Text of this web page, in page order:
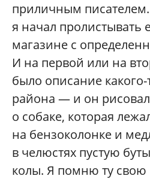
приличным
я начал пролистывать
магазине с
И на первой или на
было описание какого-
района — и он рисовал
о собаке, которая
на бензоколонке и
в челюстях пустую
колы. Я помню ту